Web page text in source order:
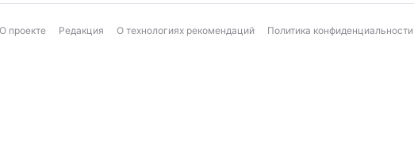
О проекте Редакция О технологиях рекомендаций Политика конфиденциальности